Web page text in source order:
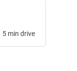
5 min drive